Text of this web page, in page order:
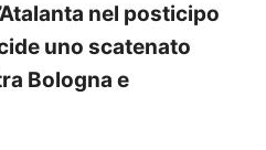
nel posticipo
uno scatenato
Bologna e